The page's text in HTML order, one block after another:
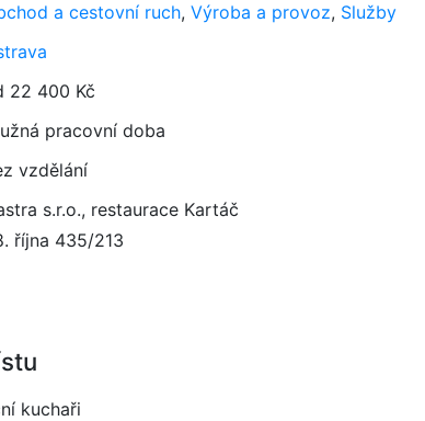
a cestovní ruch, Výroba a provoz, Služby
22 400 Kč
pracovní doba
vzdělání
s.r.o., restaurace Kartáč
října 435/213
kuchaři